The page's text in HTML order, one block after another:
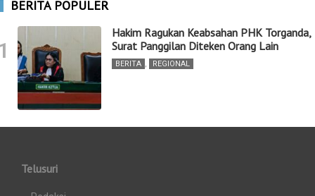
BERITA POPULER
Hakim Ragukan Keabsahan PHK Torganda,
Surat Panggilan Diteken Orang Lain
BERITA , REGIONAL
Telusuri